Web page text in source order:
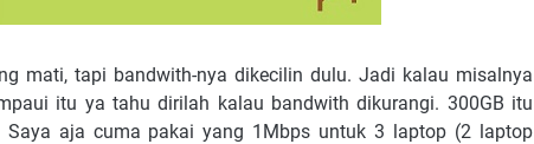
mati, tapi bandwith-nya dikecilin dulu. Jadi kalau misalnya
itu ya tahu dirilah kalau bandwith dikurangi. 300GB itu
Saya aja cuma pakai yang 1Mbps untuk 3 laptop (2 laptop